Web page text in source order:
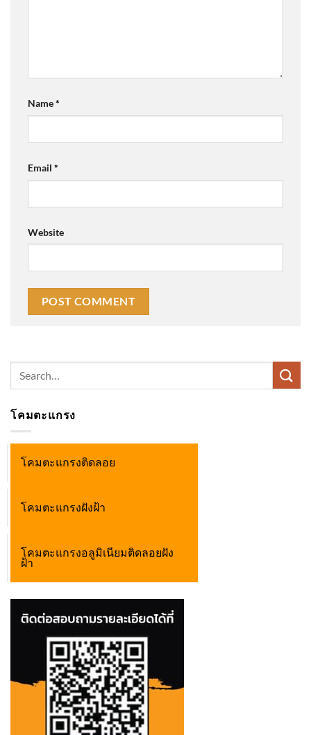
Name*
Email *
Website
โคมตะแกรง
โคมตะแกรงติดลอย
โคมตะแกรงฝังฝ้า
โคมตะแกรงอลูมิเนียมติดลอยฝัง
ฝ้า